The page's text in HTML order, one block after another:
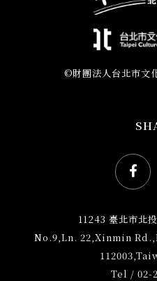
©財團法人台北市文
11243 臺北市北
No.9,Ln. 22,Xinmin
Tel / 02-